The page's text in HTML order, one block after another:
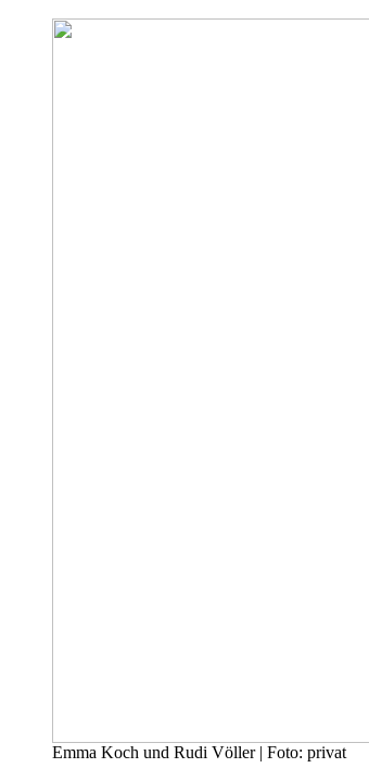
Emma Koch und Rudi Völler | Foto: privat